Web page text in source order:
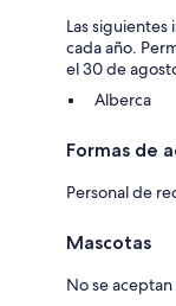
Las
cada año.
el 30 de
Alberca
Formas de
Personal de
Mascotas
No se